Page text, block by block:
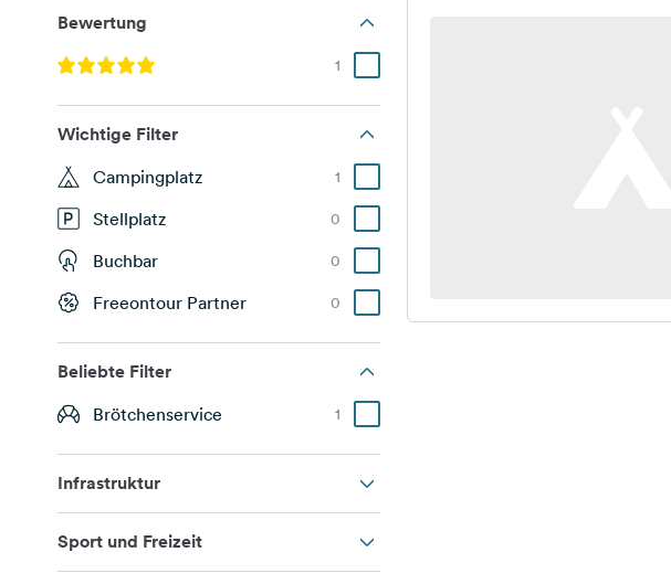
Bewertung
1
Wichtige Filter
Campingplatz 1
Stellplatz 0
Buchbar 0
Freeontour Partner 0
Beliebte Filter
Brötchenservice 1
Infrastruktur
Sport und Freizeit